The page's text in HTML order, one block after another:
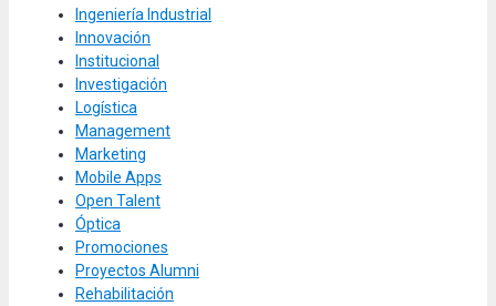
Ingeniería Industrial
Innovación
Institucional
Investigación
Logística
Management
Marketing
Mobile Apps
Open Talent
Óptica
Promociones
Proyectos Alumni
Rehabilitación